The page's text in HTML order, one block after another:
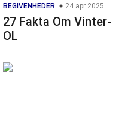
BEGIVENHEDER 24 apr 2025
27 Fakta Om Vinter-
OL